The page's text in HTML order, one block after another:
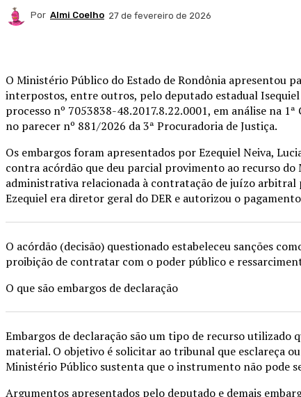
Por Almi Coelho 27 de fevereiro de 2026
O Ministério Público do Estado de Rondônia apresentou
interpostos, entre outros, pelo deputado estadual
processo nº 7053838-48.2017.8.22.0001, em análise na
no parecer nº 881/2026 da 3ª Procuradoria de Justiça.
Os embargos foram apresentados por Ezequiel Neiva,
contra acórdão que deu parcial provimento ao recurso
administrativa relacionada à contratação de juízo
Ezequiel era diretor geral do DER e autorizou o
O acórdão (decisão) questionado estabeleceu sanções
proibição de contratar com o poder público e
O que são embargos de declaração
Embargos de declaração são um tipo de recurso utilizado
material. O objetivo é solicitar ao tribunal que esclareça
Ministério Público sustenta que o instrumento não pode
Argumentos apresentados pelo deputado e demais